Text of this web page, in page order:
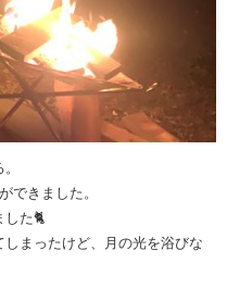
できました。
た🐈
まったけど、月の光を浴びな